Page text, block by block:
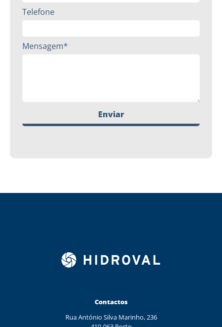
Telefone
Mensagem*
Enviar
Contactos
Rua António Silva Marinho, 236